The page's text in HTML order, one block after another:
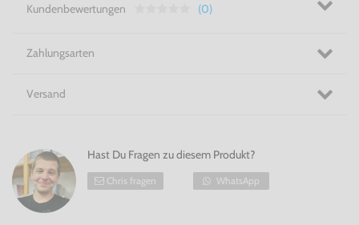
Kundenbewertungen (0)
Zahlungsarten
Versand
Hast Du Fragen zu diesem Produkt?
Chris fragen WhatsApp